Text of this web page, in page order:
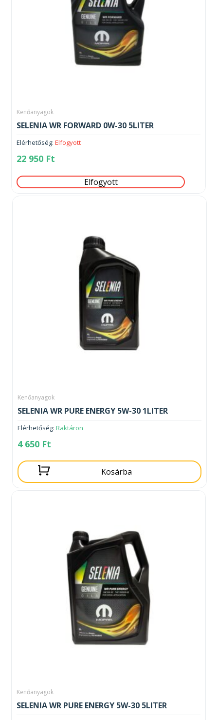
Kenőanyagok
SELENIA WR FORWARD 0W-30 5LITER
Elérhetőség: Elfogyott
22 950 Ft
Elfogyott
Kenőanyagok
SELENIA WR PURE ENERGY 5W-30 1LITER
Elérhetőség: Raktáron
4 650 Ft
Kosárba
Kenőanyagok
SELENIA WR PURE ENERGY 5W-30 5LITER